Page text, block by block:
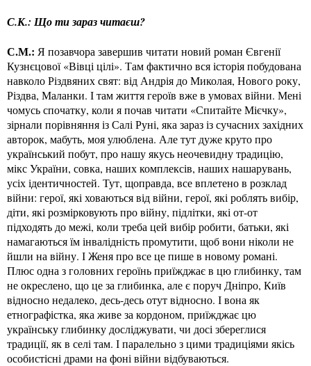
С.К.: Що ти зараз читаєш?
С.М.: Я позавчора завершив читати новий роман Євгенії
Кузнєцової «Вівці цілі». Там фактично вся історія побудована
навколо Різдвяних свят: від Андрія до Миколая, Нового року,
Різдва, Маланки. І там життя героїв вже в умовах війни. Мені
чомусь спочатку, коли я почав читати «Спитайте Мієчку»,
зірнали порівняння із Салі Руні, яка зараз із сучасних західних
авторок, мабуть, моя улюблена. Але тут дуже круто про
український побут, про нашу якусь неочевидну традицію,
мікс України, совка, наших комплексів, наших нашарувань,
усіх ідентичностей. Тут, щоправда, все вплетено в розклад
війни: герої, які ховаються від війни, герої, які роблять вибір,
діти, які розмірковують про війну, підлітки, які от-от
підходять до межі, коли треба цей вибір робити, батьки, які
намагаються їм інвалідність промутити, щоб вони ніколи не
йшли на війну. І Женя про все це пише в новому романі.
Плюс одна з головних героїнь приїжджає в цю глибинку, там
не окреслено, що це за глибинка, але є поруч Дніпро, Київ
відносно недалеко, десь-десь отут відносно. І вона як
етнографістка, яка живе за кордоном, приїжджає цю
українську глибинку досліджувати, чи досі збереглися
традиції, як в селі там. І паралельно з цими традиціями якісь
особистісні драми на фоні війни відбуваються.